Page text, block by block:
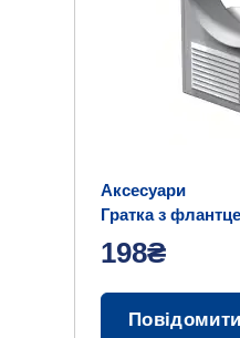
Аксесуари
Гратка з
198₴
Повідомити